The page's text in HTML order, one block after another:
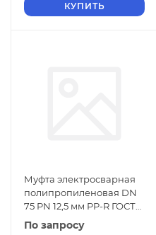
КУПИТЬ
Муфта электросварная
полипропиленовая DN
75 PN 12,5 мм PP-R ГОСТ
32415-2013
По запросу